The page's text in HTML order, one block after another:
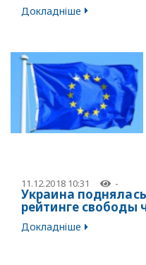
Докладніше
11.12.2018 10:31 -
Украина
рейтинге свободы
Докладніше